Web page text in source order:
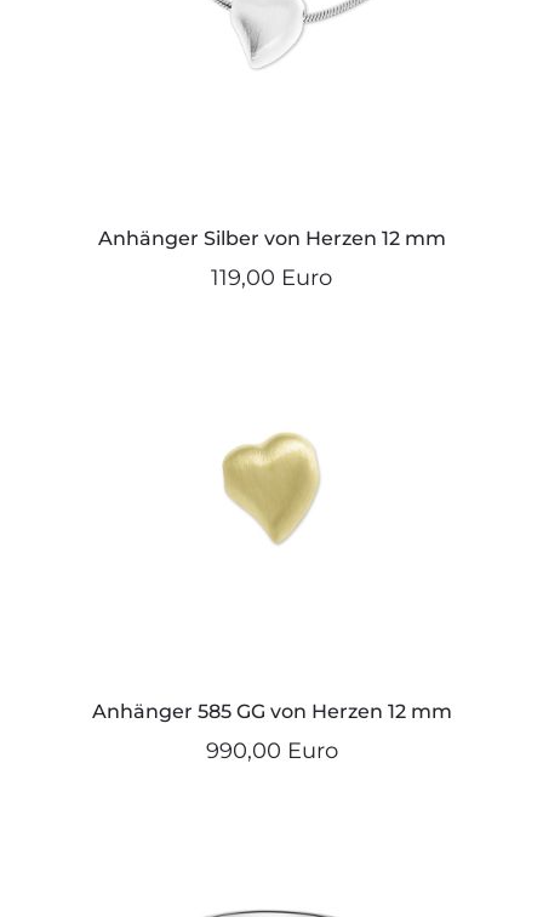
Anhänger Silber von Herzen 12 mm
119,00 Euro
Anhänger 585 GG von Herzen 12 mm
990,00 Euro